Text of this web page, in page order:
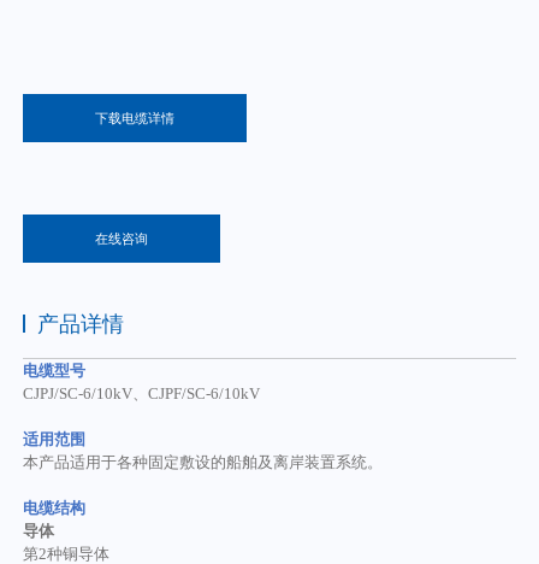
下载电缆详情
在线咨询
产品详情
电缆型号
CJPJ/SC-6/10kV、CJPF/SC-6/10kV
适用范围
本产品适用于各种固定敷设的船舶及离岸装置系统。
电缆结构
导体
第2种铜导体